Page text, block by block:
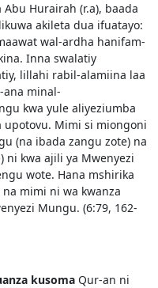
Hurairah (r.a), baada
akileta dua ifuatayo:
wal-ardha hanifam-
Inna swalatiy
lillahi rabil-alamiina laa
minal-
kwa yule aliyeziumba
Mimi si miongoni
(na ibada zangu zote) na
ni kwa ajili ya Mwenyezi
wote. Hana mshirika
mimi ni wa kwanza
Mungu. (6:79, 162-
kusomaQur-an ni